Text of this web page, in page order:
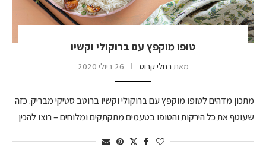
טופו מוקפץ עם ברוקולי וקשיו
מאת רחלי קרוט 26 ביולי 2020
מתכון מדהים לטופו מוקפץ עם ברוקולי וקשיו ברוטב סטיקי מבריק. כזה
שעוטף את כל הירקות והטופו בטעמים מתקתקים ומלוחים – רוצו להכין